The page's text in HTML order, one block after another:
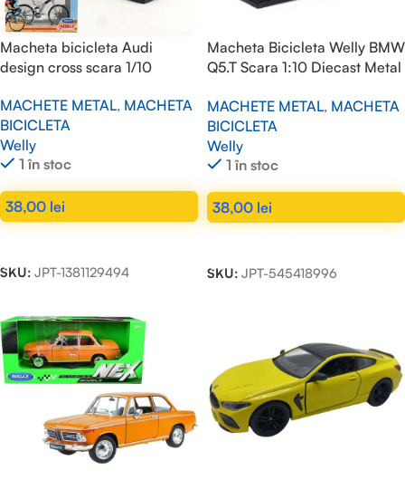
Macheta bicicleta Audi
design cross scara 1/10
MACHETE METAL, MACHETA
BICICLETA
Welly
1 în stoc
38,00 lei
SKU: JPT-1381129494
Macheta Bicicleta Welly BMW
Q5.T Scara 1:10 Diecast Metal
MACHETE METAL, MACHETA
BICICLETA
Welly
1 în stoc
38,00 lei
SKU: JPT-545418996